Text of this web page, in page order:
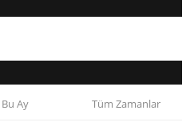
Bu Ay Tüm Zamanlar